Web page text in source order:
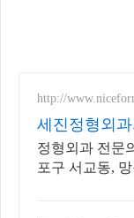
http://
세진정형외과
정형외과 전문
포구 서교동,